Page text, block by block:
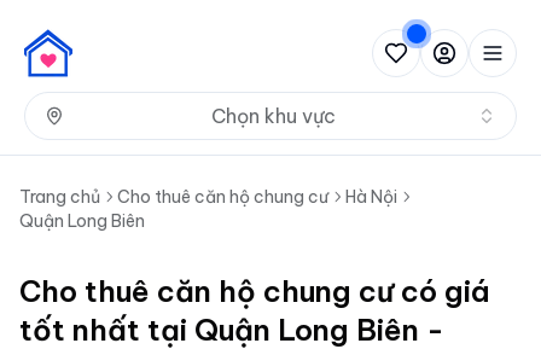
Chọn khu vực
Trang chủ Cho thuê căn hộ chung cư
Hà Nội
Quận Long Biên
Cho thuê căn hộ chung cư có giá
tốt nhất tại Quận Long Biên -